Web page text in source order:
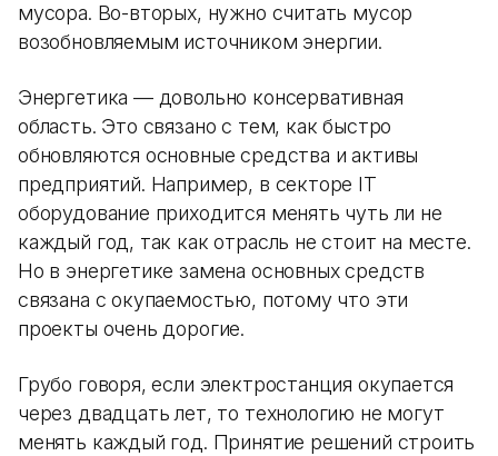
мусора. Во-вторых, нужно считать мусор
возобновляемым источником энергии.
Энергетика — довольно консервативная
область. Это связано с тем, как быстро
обновляются основные средства и активы
предприятий. Например, в секторе IT
оборудование приходится менять чуть ли не
каждый год, так как отрасль не стоит на месте.
Но в энергетике замена основных средств
связана с окупаемостью, потому что эти
проекты очень дорогие.
Грубо говоря, если электростанция окупается
через двадцать лет, то технологию не могут
менять каждый год. Принятие решений строить